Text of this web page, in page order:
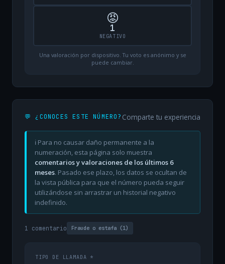
😡
1
NEGATIVO
Una valoración por dispositivo. Tu voto es anónimo y se
puede cambiar.
💬 ¿CONOCES ESTE NÚMERO? Comparte tu experiencia
ℹ️ Para no causar daño permanente a la
numeración, esta página solo muestra
comentarios y valoraciones de los últimos 6
meses. Pasado ese plazo, los datos se ocultan de
la vista pública para que el número pueda seguir
utilizándose sin arrastrar un historial negativo
indefinido.
1 comentario Fraude o estafa (1)
TIPO DE LLAMADA *